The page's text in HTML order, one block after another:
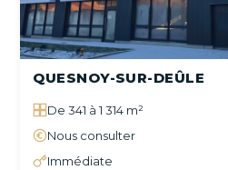
QUESNOY-SUR-DEÛLE
De 341 à 1 314 m²
Nous consulter
Immédiate